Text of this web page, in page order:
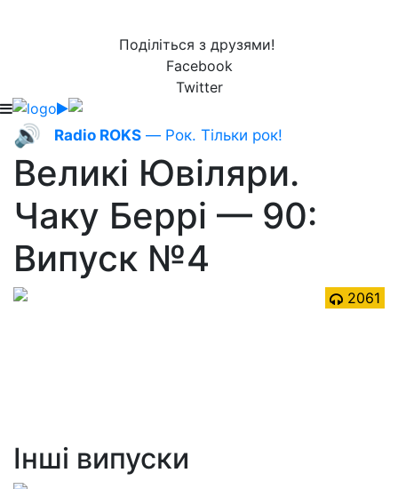
Поділіться з друзями!
Facebook
Twitter
🔊 Radio ROKS — Рок. Тільки рок!
Великі Ювіляри.
Чаку Беррі — 90:
Випуск №4
2061
Інші випуски